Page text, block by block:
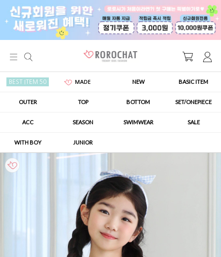
BEST ITEM 50 MADE NEW BASIC ITEM
OUTER TOP BOTTOM SET/ONEPIECE
ACC SEASON SWIMWEAR SALE
WITH BOY JUNIOR